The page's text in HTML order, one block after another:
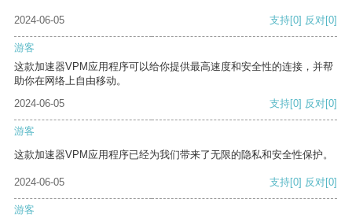
2024-06-05 支持[0] 反对[0]
游客
这款加速器VPM应用程序可以给你提供最高速度和安全性的连接，并帮
助你在网络上自由移动。
2024-06-05
支持[0] 反对[0]
游客
这款加速器VPM应用程序已经为我们带来了无限的隐私和安全性保护。
2024-06-05 支持[0] 反对[0]
游客